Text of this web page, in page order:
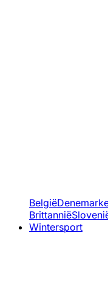
België
Brittannië
Wintersport